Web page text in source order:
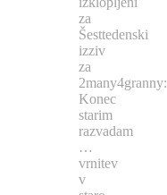
za
Šesttedenski
izziv
za
2many4granny:
Konec
starim
razvadam
…
vrnitev
v